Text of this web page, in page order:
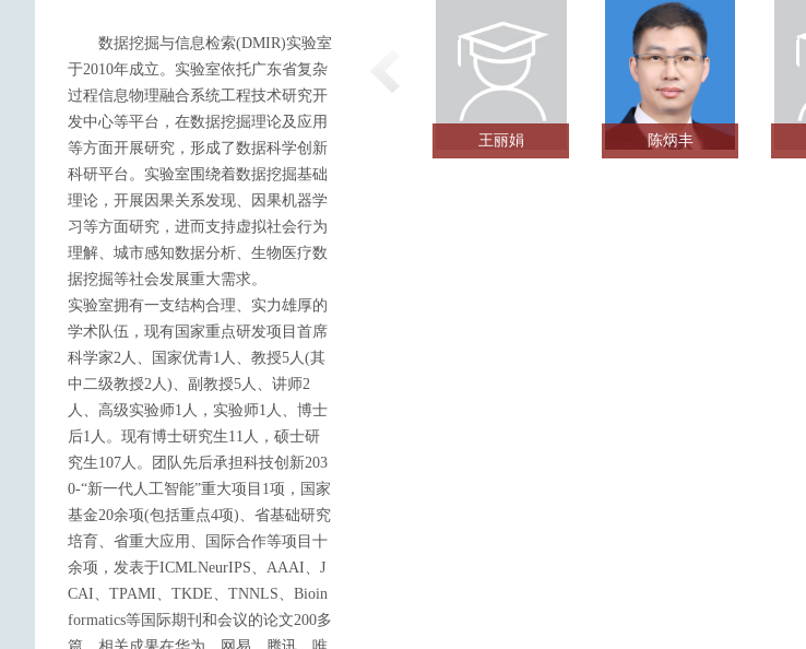
数据挖掘与信息检索(DMIR)实验室
于2010年成立。实验室依托广东省复杂
过程信息物理融合系统工程技术研究开
发中心等平台，在数据挖掘理论及应用
等方面开展研究，形成了数据科学创新
科研平台。实验室围绕着数据挖掘基础
理论，开展因果关系发现、因果机器学
习等方面研究，进而支持虚拟社会行为
理解、城市感知数据分析、生物医疗数
据挖掘等社会发展重大需求。
实验室拥有一支结构合理、实力雄厚的
学术队伍，现有国家重点研发项目首席
科学家2人、国家优青1人、教授5人(其
中二级教授2人)、副教授5人、讲师2
人、高级实验师1人，实验师1人、博士
后1人。现有博士研究生11人，硕士研
究生107人。团队先后承担科技创新203
0-“新一代人工智能”重大项目1项，国家
基金20余项(包括重点4项)、省基础研究
培育、省重大应用、国际合作等项目十
余项，发表于ICMLNeurIPS、AAAI、J
CAI、TPAMI、TKDE、TNNLS、Bioin
formatics等国际期刊和会议的论文200多
温雯 朱鉴 王丽娟 陈炳丰